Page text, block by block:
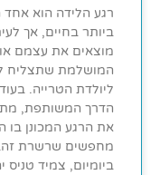
רגע הלידה הוא
ביותר בחיים, אך
מוצאים את עצמם
המושלמת שתצליח
ליולדת הטרייה.
הדרך המשותפת,
את הרגע המכונן
מחפשים שרשרת
ביומיום, צמיד